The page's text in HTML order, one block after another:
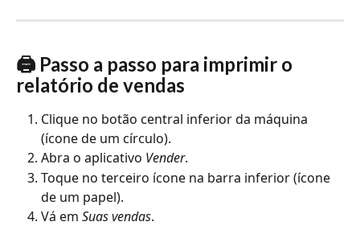
🖨️ Passo a passo para imprimir o
relatório de vendas
Clique no botão central inferior da máquina
(ícone de um círculo).
Abra o aplicativo Vender.
Toque no terceiro ícone na barra inferior (ícone
de um papel).
Vá em Suas vendas.